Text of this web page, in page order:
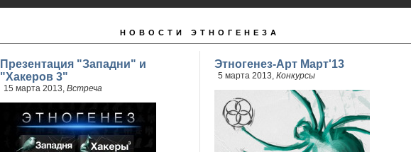
НОВОСТИ ЭТНОГЕНЕЗА
Презентация "Западни" и
"Хакеров 3"
15 марта 2013, Встреча
Этногенез-Арт Март'13
5 марта 2013, Конкурсы